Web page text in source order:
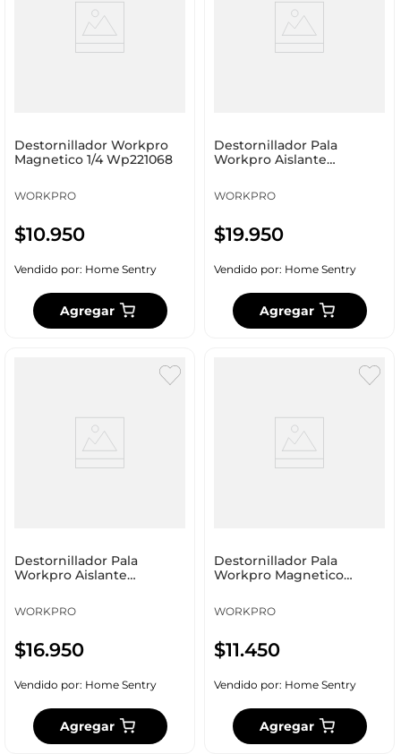
Destornillador Workpro
Magnetico 1/4 Wp221068
WORKPRO
$10.950
Vendido por: Home Sentry
Agregar
Destornillador Pala
Workpro Aislante
WORKPRO
$19.950
Vendido por: Home Sentry
Agregar
Destornillador Pala
Workpro Aislante
WORKPRO
$16.950
Vendido por: Home Sentry
Agregar
Destornillador Pala
Workpro Magnetico
WORKPRO
$11.450
Vendido por: Home Sentry
Agregar